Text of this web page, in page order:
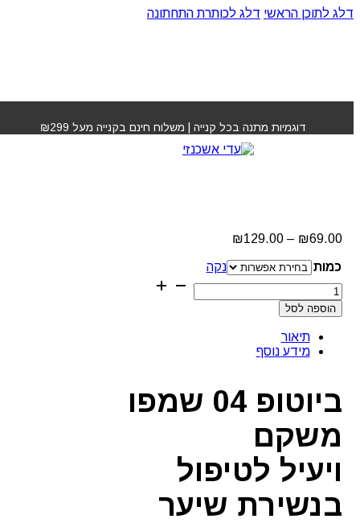
דלג לתוכן הראשי דלג לכותרת התחתונה
דוגמיות מתנה בכל קנייה | משלוח חינם בקנייה מעל ₪299
₪69.00
–
₪129.00
עד
⁦₪129.00⁩
כמות
נקה
כמות
של
שמפו
בנשירה
הוספה לסל
תיאור
מידע נוסף
ביוטופ 04 שמפו
משקם
ויעיל לטיפול
בנשירת שיער